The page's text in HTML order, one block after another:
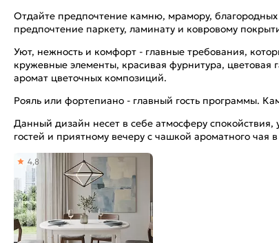
Отдайте предпочтение камню, мрамору,
предпочтение паркету, ламинату и ковровому
Уют, нежность и комфорт - главные требования,
кружевные элементы, красивая фурнитура, цветовая
аромат цветочных композиций.
Рояль или фортепиано - главный гость программы.
Данный дизайн несет в себе атмосферу спокойствия,
гостей и приятному вечеру с чашкой ароматного чая в
4,8